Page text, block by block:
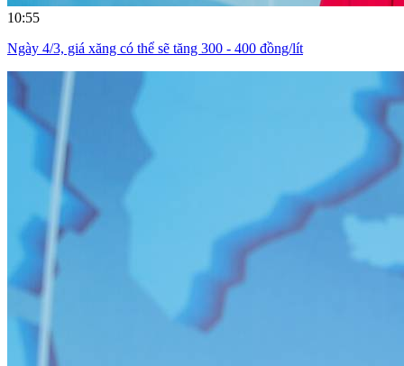
10:55
Ngày 4/3, giá xăng có thể sẽ tăng 300 - 400 đồng/lít